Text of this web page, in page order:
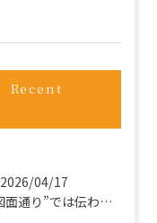
Recent
2026/04/17
“図面通り”では伝わらない仕事が増えている理由